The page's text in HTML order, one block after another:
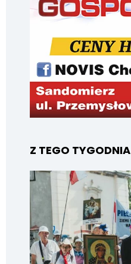
Z TEGO TYGODNIA